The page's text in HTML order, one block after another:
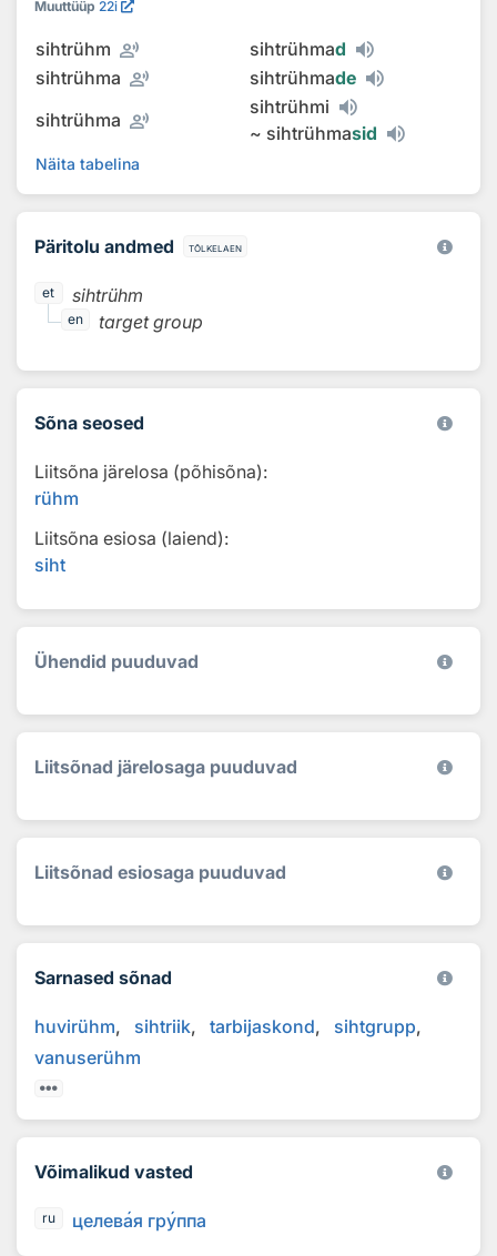
Muuttüüp 22i
sihtrühm record_voice_over sihtrühmad
sihtrühma record_voice_over sihtrühmade
sihtrühma record_voice_over
sihtrühmi
~ sihtrühmasid
Näita tabelina
Päritolu andmed tõlkelaen
et sihtrühm
en target group
Sõna seosed
Liitsõna järelosa (põhisõna):
rühm
Liitsõna esiosa (laiend):
siht
Ühendid puuduvad
Liitsõnad järelosaga puuduvad
Liitsõnad esiosaga puuduvad
Sarnased sõnad
huvirühm sihtriik tarbijaskond
sihtgrupp
vanuserühm
Võimalikud vasted
ru целевая группа